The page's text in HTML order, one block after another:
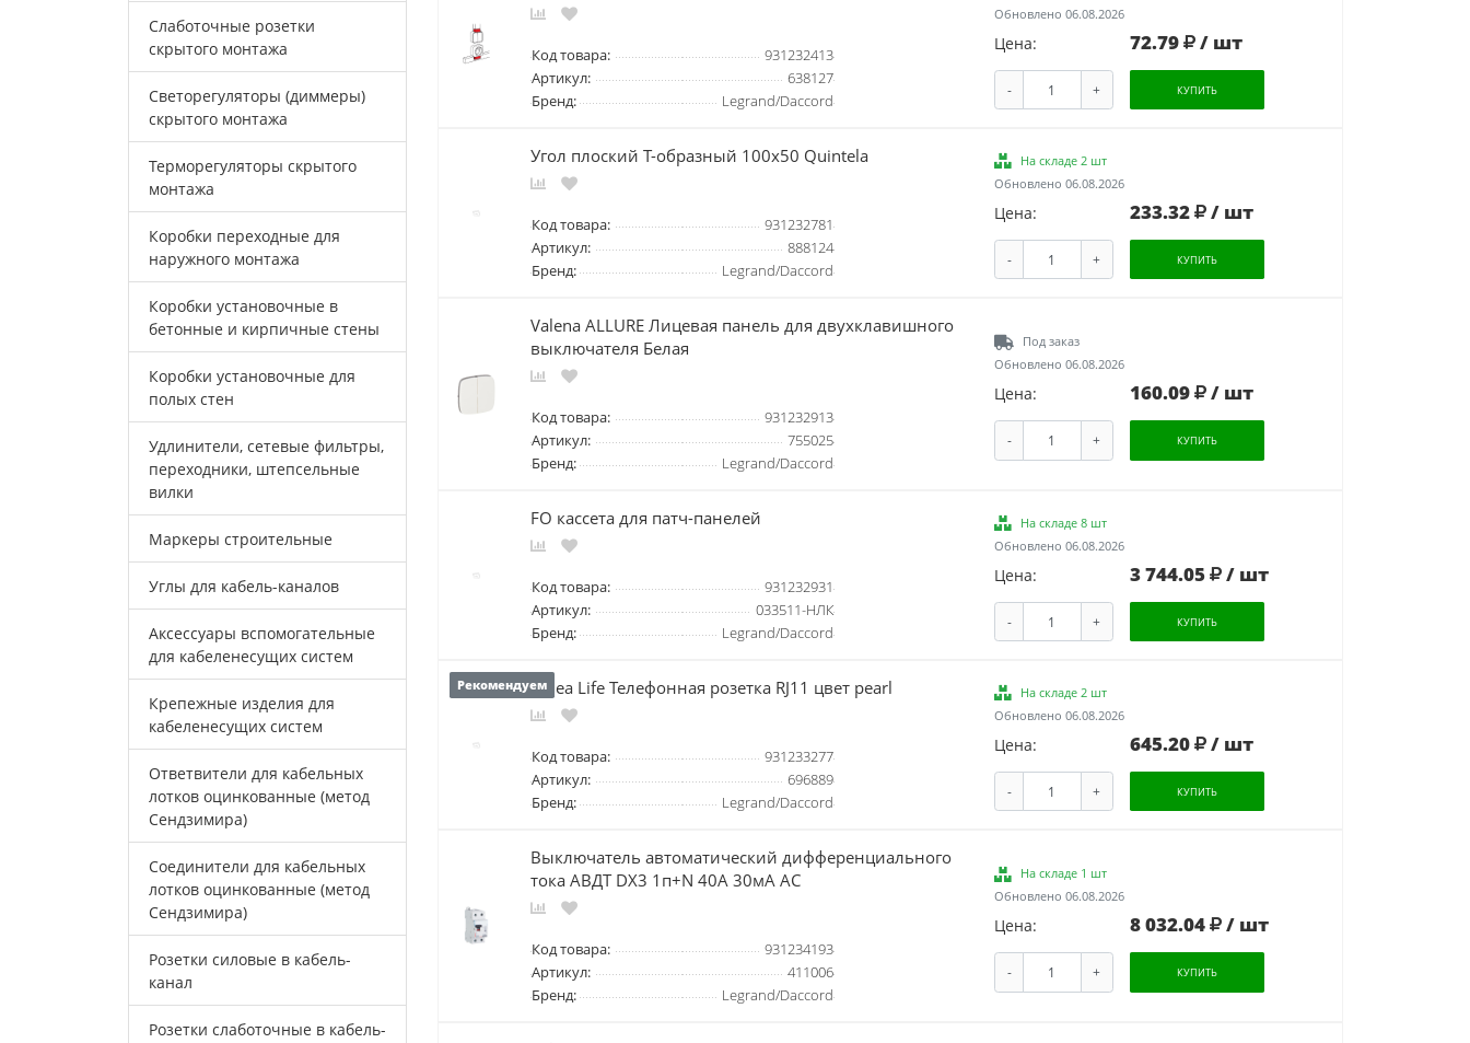
Код товара:
931232413
Артикул:
638127
Бренд:
Legrand/Daccord
Обновлено 06.08.2026
Цена: 72.79 / шт
- + КУПИТЬ
Угол плоский Т-образный 100x50 Quintela
Код товара:
931232781
Артикул:
888124
Бренд:
Legrand/Daccord
На складе 2 шт
Обновлено 06.08.2026
Цена: 233.32 / шт
- + КУПИТЬ
Valena ALLURE Лицевая панель для двухклавишного
выключателя Белая
Код товара:
931232913
Артикул:
755025
Бренд:
Legrand/Daccord
Под заказ
Обновлено 06.08.2026
Цена: 160.09 / шт
- + КУПИТЬ
FO кассета для патч-панелей
Код товара:
931232931
Артикул:
033511-НЛК
Бренд:
Legrand/Daccord
На складе 8 шт
Обновлено 06.08.2026
Цена: 3 744.05 / шт
- + КУПИТЬ
РекомендуемGalea Life Телефонная розетка RJ11 цвет pearl
Код товара:
931233277
Артикул:
696889
Бренд:
Legrand/Daccord
На складе 2 шт
Обновлено 06.08.2026
Цена: 645.20 / шт
- + КУПИТЬ
Выключатель автоматический дифференциального
тока АВДТ DX3 1п+N 40А 30мА АС
Код товара:
931234193
Артикул:
411006
Бренд:
Legrand/Daccord
На складе 1 шт
Обновлено 06.08.2026
Цена: 8 032.04 / шт
- + КУПИТЬ
Слаботочные розетки
скрытого монтажа
Светорегуляторы (диммеры)
скрытого монтажа
Терморегуляторы скрытого
монтажа
Коробки переходные для
наружного монтажа
Коробки установочные в
бетонные и кирпичные стены
Коробки установочные для
полых стен
Удлинители, сетевые фильтры,
переходники, штепсельные
вилки
Маркеры строительные
Углы для кабель-каналов
Аксессуары вспомогательные
для кабеленесущих систем
Крепежные изделия для
кабеленесущих систем
Ответвители для кабельных
лотков оцинкованные (метод
Сендзимира)
Соединители для кабельных
лотков оцинкованные (метод
Сендзимира)
Розетки силовые в кабель-
канал
Розетки слаботочные в кабель-